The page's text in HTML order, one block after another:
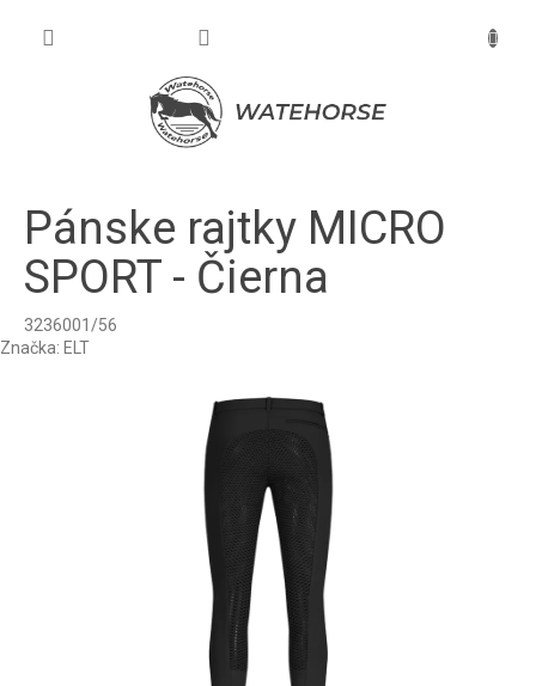
Pánske rajtky MICRO
SPORT - Čierna
3236001/56
Značka: ELT